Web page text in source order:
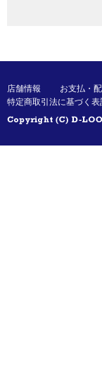
店舗情報 お支払・
特定商取引法に基づく表